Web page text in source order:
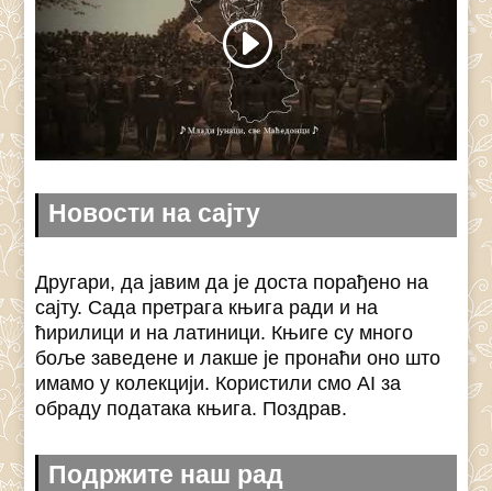
Новости на сајту
Другари, да јавим да је доста порађено на
сајту. Сада претрага књига ради и на
ћирилици и на латиници. Књиге су много
боље заведене и лакше је пронаћи оно што
имамо у колекцији. Користили смо AI за
обраду података књига. Поздрав.
Подржите наш рад